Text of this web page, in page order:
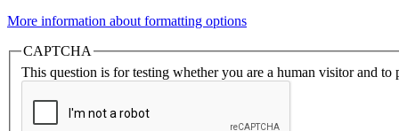
More information about formatting options
CAPTCHA
This question is for testing whether you are a human visitor and to